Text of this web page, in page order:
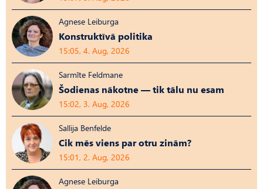
Agnese Leiburga
Konstruktīvā politika
15:05, 4. Aug, 2026
Sarmīte Feldmane
Šodienas nākotne — tik tālu nu esam
15:02, 3. Aug, 2026
Sallija Benfelde
Cik mēs viens par otru zinām?
15:01, 2. Aug, 2026
Agnese Leiburga